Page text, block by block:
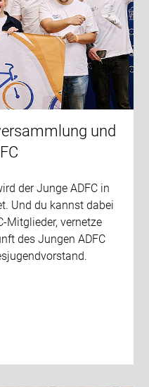
und
der Junge ADFC in
Und du kannst dabei
Mitglieder, vernetze
des Jungen ADFC